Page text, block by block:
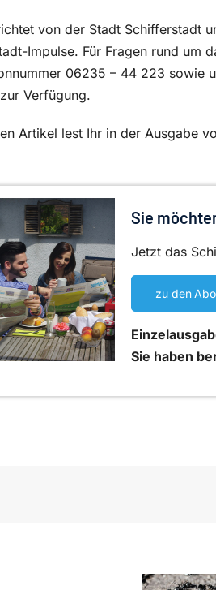
von der Stadt Schifferstadt
Impulse. Für Fragen rund um
06235 – 44 223 sowie
Verfügung.
Artikel lest Ihr in der Ausgabe
Sie
Jetzt das
zu den
Sie haben